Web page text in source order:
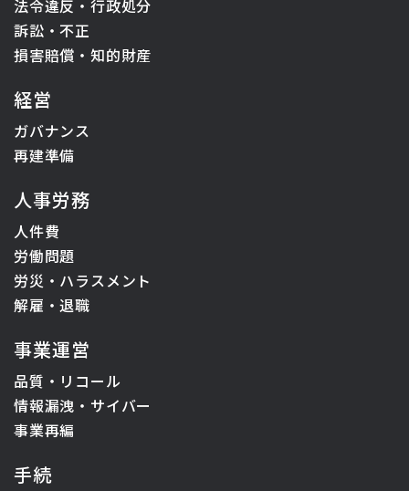
法令違反・行政処分
訴訟・不正
損害賠償・知的財産
経営
ガバナンス
再建準備
人事労務
人件費
労働問題
労災・ハラスメント
解雇・退職
事業運営
品質・リコール
情報漏洩・サイバー
事業再編
手続